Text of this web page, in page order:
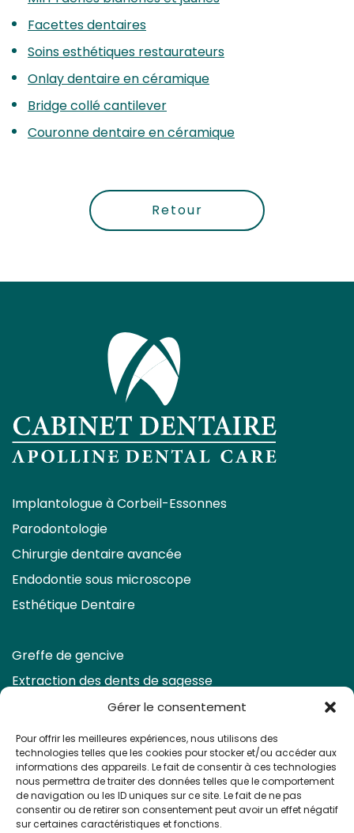
Gérer le consentement
Pour offrir les meilleures expériences, nous utilisons des
technologies telles que les cookies pour stocker et/ou accéder aux
informations des appareils. Le fait de consentir à ces technologies
nous permettra de traiter des données telles que le comportement
de navigation ou les ID uniques sur ce site. Le fait de ne pas
consentir ou de retirer son consentement peut avoir un effet négatif
sur certaines caractéristiques et fonctions.
Facettes dentaires
Soins esthétiques restaurateurs
Onlay dentaire en céramique
Bridge collé cantilever
Couronne dentaire en céramique
Retour
Implantologue à Corbeil-Essonnes
Parodontologie
Chirurgie dentaire avancée
Endodontie sous microscope
Esthétique Dentaire
Greffe de gencive
Extraction des dents de sagesse
Eclaircissement & Facettes
Retraitement endodontique
Prendre rendez-vous